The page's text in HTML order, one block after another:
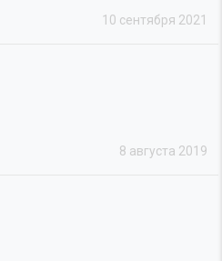
10 сентября 2021
8 августа 2019